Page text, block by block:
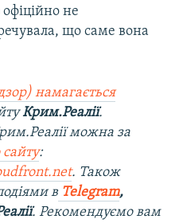
не
що саме вона
намагається
Крим.Реалії.
можна за
:
. Також
в Telegram,
. Рекомендуємо вам